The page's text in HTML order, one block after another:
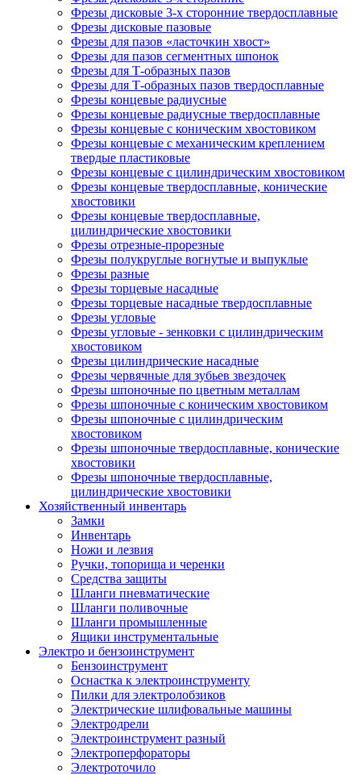
Фрезы дисковые 3-х сторонние твердосплавные
Фрезы дисковые пазовые
Фрезы для пазов «ласточкин хвост»
Фрезы для пазов сегментных шпонок
Фрезы для Т-образных пазов
Фрезы для Т-образных пазов твердосплавные
Фрезы концевые радиусные
Фрезы концевые радиусные твердосплавные
Фрезы концевые с коническим хвостовиком
Фрезы концевые с механическим креплением
твердые пластиковые
Фрезы концевые с цилиндрическим хвостовиком
Фрезы концевые твердосплавные, конические
хвостовики
Фрезы концевые твердосплавные,
цилиндрические хвостовики
Фрезы отрезные-прорезные
Фрезы полукруглые вогнутые и выпуклые
Фрезы разные
Фрезы торцевые насадные
Фрезы торцевые насадные твердосплавные
Фрезы угловые
Фрезы угловые - зенковки с цилиндрическим
хвостовиком
Фрезы цилиндрические насадные
Фрезы червячные для зубьев звездочек
Фрезы шпоночные по цветным металлам
Фрезы шпоночные с коническим хвостовиком
Фрезы шпоночные с цилиндрическим
хвостовиком
Фрезы шпоночные твердосплавные, конические
хвостовики
Фрезы шпоночные твердосплавные,
цилиндрические хвостовики
Хозяйственный инвентарь
Замки
Инвентарь
Ножи и лезвия
Ручки, топорища и черенки
Средства защиты
Шланги пневматические
Шланги поливочные
Шланги промышленные
Ящики инструментальные
Электро и бензоинструмент
Бензоинструмент
Оснастка к электроинструменту
Пилки для электролобзиков
Электрические шлифовальные машины
Электродрели
Электроинструмент разный
Электроперфораторы
Электроточило